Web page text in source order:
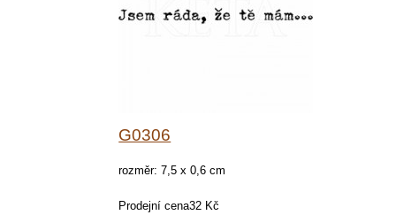
G0306
rozměr: 7,5 x 0,6 cm
Prodejní cena32 Kč